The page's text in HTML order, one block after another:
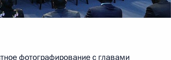
фотографирование с главами